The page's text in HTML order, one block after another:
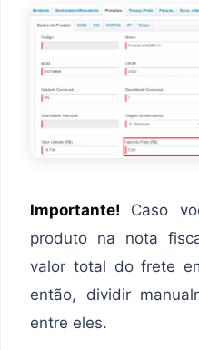
Importante! Caso
produto na nota
valor total do frete
então, dividir
entre eles.